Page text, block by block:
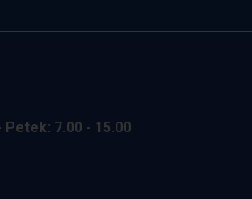
7.00 - 15.00